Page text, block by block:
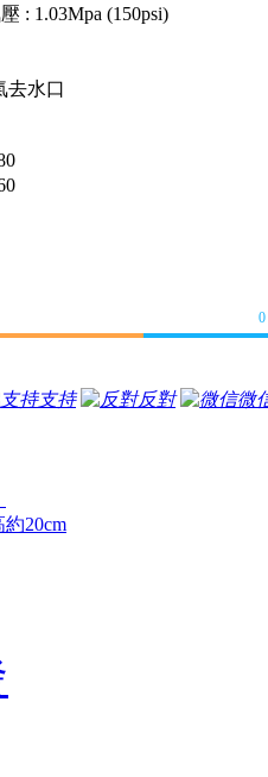
: 1.03Mpa (150psi)
去水口
0
支持 反對 微
20cm